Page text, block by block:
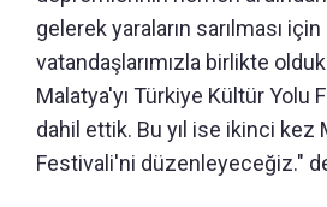
gelerek yaraların sarılması
vatandaşlarımızla birlikte
Malatya'yı Türkiye Kültür Yolu
dahil ettik. Bu yıl ise ikinci kez
Festivali'ni düzenleyeceğiz."